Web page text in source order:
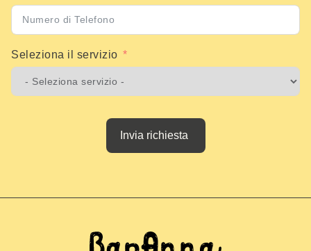
Seleziona il servizio
Invia richiesta